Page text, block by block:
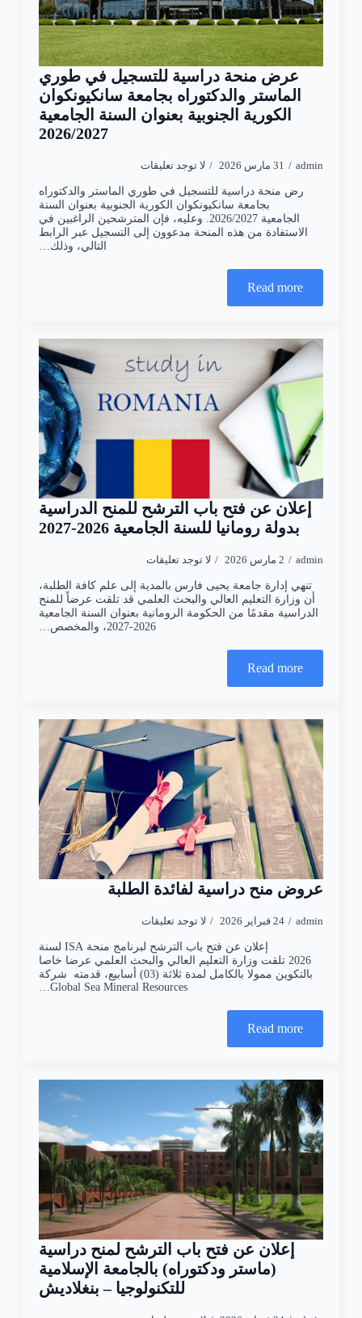
عرض منحة دراسية للتسجيل في طوري
الماستر والدكتوراه بجامعة سانكيونكوان
الكورية الجنوبية بعنوان السنة الجامعية
2026/2027
admin 31 مارس 2026 لا توجد تعليقات
رض منحة دراسية للتسجيل في طوري الماستر والدكتوراه
بجامعة سانكيونكوان الكورية الجنوبية بعنوان السنة
الجامعية 2026/2027. وعليه، فإن المترشحين الراغبين في
الاستفادة من هذه المنحة مدعوون إلى التسجيل عبر الرابط
التالي، وذلك…
Read more
إعلان عن فتح باب الترشح للمنح الدراسية
بدولة رومانيا للسنة الجامعية 2026-2027
admin 2 مارس 2026 لا توجد تعليقات
تنهي إدارة جامعة يحيى فارس بالمدية إلى علم كافة الطلبة،
أن وزارة التعليم العالي والبحث العلمي قد تلقت عرضاً للمنح
الدراسية مقدمًا من الحكومة الرومانية بعنوان السنة الجامعية
2026-2027، والمخصص…
Read more
عروض منح دراسية لفائدة الطلبة
admin 24 فبراير 2026 لا توجد تعليقات
إعلان عن فتح باب الترشح لبرنامج منحة ISA لسنة
2026 تلقت وزارة التعليم العالي والبحث العلمي عرضا خاصا
بالتكوين ممولا بالكامل لمدة ثلاثة (03) أسابيع، قدمته شركة
Global Sea Mineral Resources…
Read more
إعلان عن فتح باب الترشح لمنح دراسية
(ماستر ودكتوراه) بالجامعة الإسلامية
للتكنولوجيا – بنغلاديش